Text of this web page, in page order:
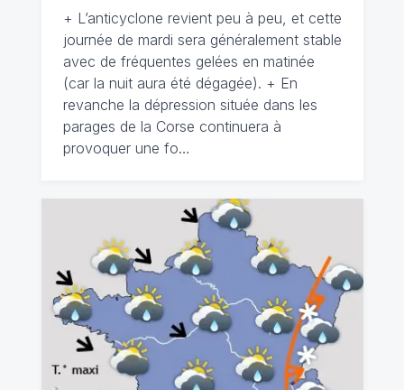
+ L’anticyclone revient peu à peu, et cette
journée de mardi sera généralement stable
avec de fréquentes gelées en matinée
(car la nuit aura été dégagée). + En
revanche la dépression située dans les
parages de la Corse continuera à
provoquer une fo…